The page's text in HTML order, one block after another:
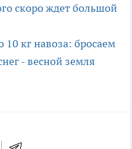
скоро ждет большой
кг навоза: бросаем
- весной земля